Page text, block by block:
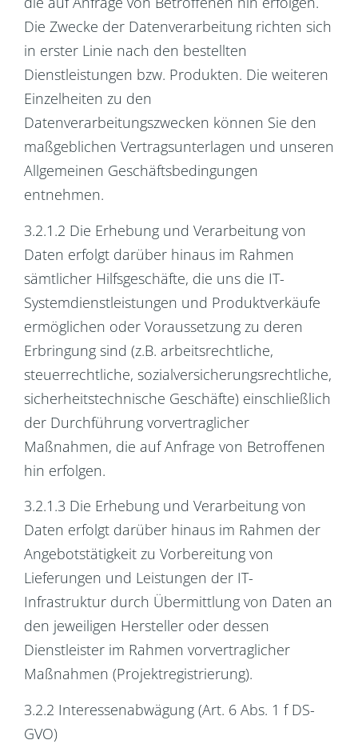
Die Zwecke der Datenverarbeitung richten sich
in erster Linie nach den bestellten
Dienstleistungen bzw. Produkten. Die weiteren
Einzelheiten zu den
Datenverarbeitungszwecken können Sie den
maßgeblichen Vertragsunterlagen und unseren
Allgemeinen Geschäftsbedingungen
entnehmen.
3.2.1.2 Die Erhebung und Verarbeitung von
Daten erfolgt darüber hinaus im Rahmen
sämtlicher Hilfsgeschäfte, die uns die IT-
Systemdienstleistungen und Produktverkäufe
ermöglichen oder Voraussetzung zu deren
Erbringung sind (z.B. arbeitsrechtliche,
steuerrechtliche, sozialversicherungsrechtliche,
sicherheitstechnische Geschäfte) einschließlich
der Durchführung vorvertraglicher
Maßnahmen, die auf Anfrage von Betroffenen
hin erfolgen.
3.2.1.3 Die Erhebung und Verarbeitung von
Daten erfolgt darüber hinaus im Rahmen der
Angebotstätigkeit zu Vorbereitung von
Lieferungen und Leistungen der IT-
Infrastruktur durch Übermittlung von Daten an
den jeweiligen Hersteller oder dessen
Dienstleister im Rahmen vorvertraglicher
Maßnahmen (Projektregistrierung).
3.2.2 Interessenabwägung (Art. 6 Abs. 1 f DS-
GVO)